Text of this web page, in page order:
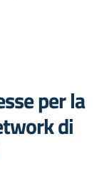
per la
di